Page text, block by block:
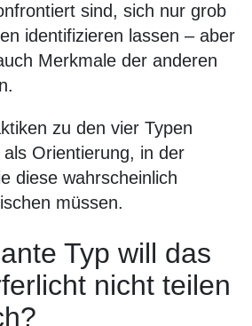
sind, sich nur grob
identifizieren lassen – aber
Merkmale der anderen
zu den vier Typen
Orientierung, in der
diese wahrscheinlich
müssen.
Typ will das
nicht teilen